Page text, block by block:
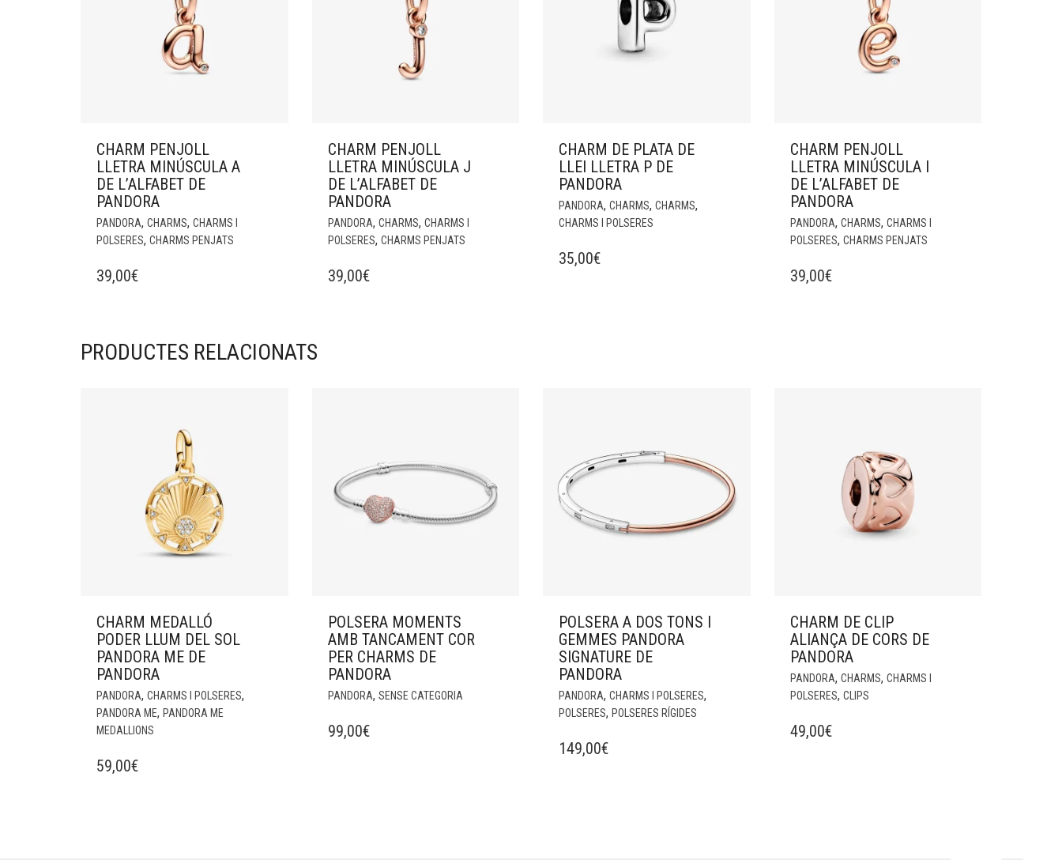
CHARM PENJOLL
LLETRA MINÚSCULA A
DE L’ALFABET DE
PANDORA
PANDORA, CHARMS, CHARMS I
POLSERES, CHARMS PENJATS
39,00€
CHARM PENJOLL
LLETRA MINÚSCULA J
DE L’ALFABET DE
PANDORA
PANDORA, CHARMS, CHARMS I
POLSERES, CHARMS PENJATS
39,00€
CHARM DE PLATA DE
LLEI LLETRA P DE
PANDORA
PANDORA, CHARMS, CHARMS,
CHARMS I POLSERES
35,00€
CHARM PENJOLL
LLETRA MINÚSCULA I
DE L’ALFABET DE
PANDORA
PANDORA, CHARMS, CHARMS I
POLSERES, CHARMS PENJATS
39,00€
PRODUCTES RELACIONATS
CHARM MEDALLÓ
PODER LLUM DEL SOL
PANDORA ME DE
PANDORA
PANDORA, CHARMS I POLSERES,
PANDORA ME, PANDORA ME
MEDALLIONS
59,00€
POLSERA MOMENTS
AMB TANCAMENT COR
PER CHARMS DE
PANDORA
PANDORA, SENSE CATEGORIA
99,00€
POLSERA A DOS TONS I
GEMMES PANDORA
SIGNATURE DE
PANDORA
PANDORA, CHARMS I POLSERES,
POLSERES, POLSERES RÍGIDES
149,00€
CHARM DE CLIP
ALIANÇA DE CORS DE
PANDORA
PANDORA, CHARMS, CHARMS I
POLSERES, CLIPS
49,00€